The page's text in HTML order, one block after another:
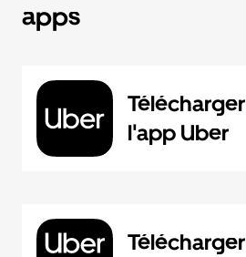
apps
Télécharger
l'app Uber
Télécharger